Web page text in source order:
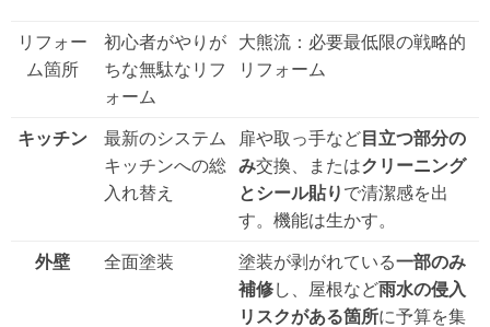
リフォー
ム箇所
初心者がやりが
ちな無駄なリフ
ォーム
大熊流：必要最低限の戦略的
リフォーム
キッチン
最新のシステム
キッチンへの総
入れ替え
扉や取っ手など 目立つ部分の
み交換、またはクリーニング
とシール貼り で清潔感を出
す。機能は生かす。
外壁 全面塗装 塗装が剥がれている一部のみ
補修し、屋根など雨水の侵入
リスクがある箇所に予算を集